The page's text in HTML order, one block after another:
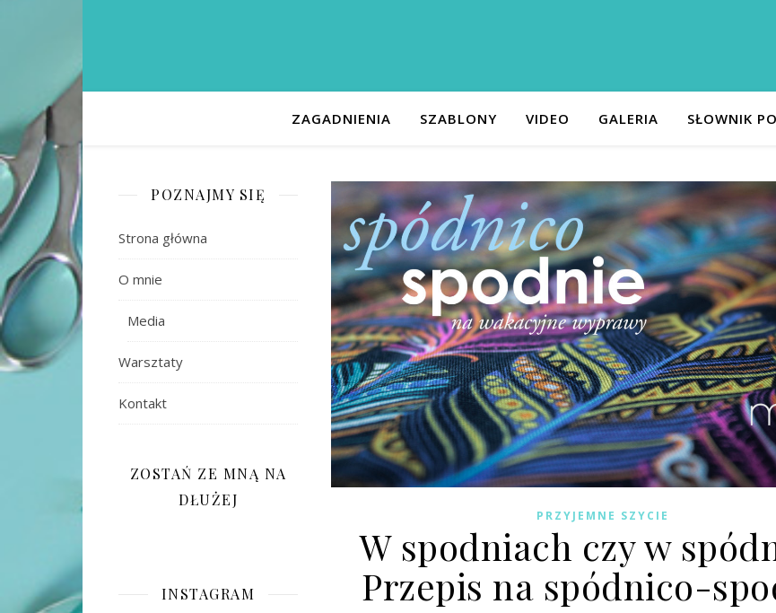
ZAGADNIENIA SZABLONY VIDEO GALERIA SŁOWNIK
POZNAJMY SIĘ
Strona główna
O mnie
Media
Warsztaty
Kontakt
ZOSTAŃ ZE MNĄ NA
DŁUŻEJ
INSTAGRAM
PRZYJEMNE SZYCIE
W spodniach czy w
Przepis na spódnico-